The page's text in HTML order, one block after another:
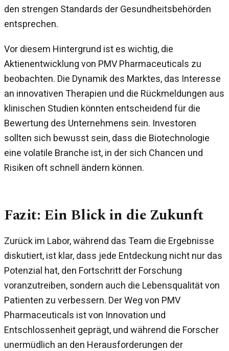
den strengen Standards der Gesundheitsbehörden
entsprechen.
Vor diesem Hintergrund ist es wichtig, die
Aktienentwicklung von PMV Pharmaceuticals zu
beobachten. Die Dynamik des Marktes, das Interesse
an innovativen Therapien und die Rückmeldungen aus
klinischen Studien könnten entscheidend für die
Bewertung des Unternehmens sein. Investoren
sollten sich bewusst sein, dass die Biotechnologie
eine volatile Branche ist, in der sich Chancen und
Risiken oft schnell ändern können.
Fazit: Ein Blick in die Zukunft
Zurück im Labor, während das Team die Ergebnisse
diskutiert, ist klar, dass jede Entdeckung nicht nur das
Potenzial hat, den Fortschritt der Forschung
voranzutreiben, sondern auch die Lebensqualität von
Patienten zu verbessern. Der Weg von PMV
Pharmaceuticals ist von Innovation und
Entschlossenheit geprägt, und während die Forscher
unermüdlich an den Herausforderungen der